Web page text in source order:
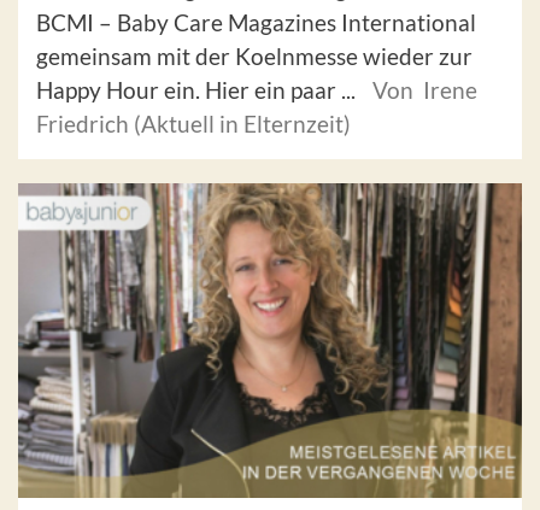
BCMI – Baby Care Magazines International
gemeinsam mit der Koelnmesse wieder zur
Happy Hour ein. Hier ein paar ...
Von Irene
Friedrich (Aktuell in Elternzeit)